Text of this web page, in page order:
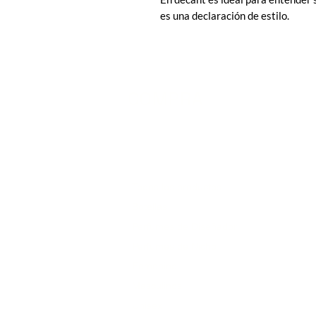
es una declaración de estilo.